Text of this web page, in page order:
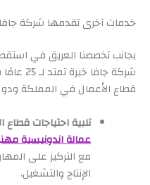
خدمات آخرى تقدمها شركة جافا
بجانب تخصصنا العريق في
شركة
قطاع الأعمال في المملكة
تلبية احتياجات قطاع
عمالة اندونيسية
مع التركيز على
الإنتاج والتشغيل.